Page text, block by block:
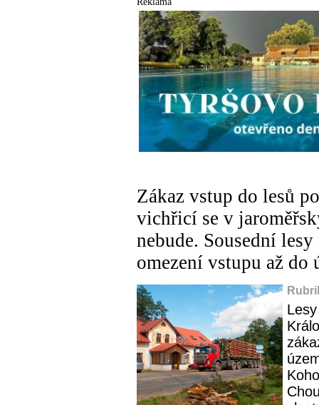
Zákaz vstup do lesů
vichřicí se v
nebude. Sousední
omezení vstupu až do